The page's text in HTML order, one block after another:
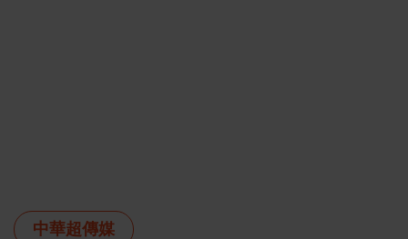
中華超傳媒